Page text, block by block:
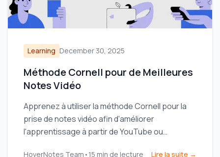
Learning December 30, 2025
Méthode Cornell pour de Meilleures
Notes Vidéo
Apprenez à utiliser la méthode Cornell pour la
prise de notes vidéo afin d'améliorer
l'apprentissage à partir de YouTube ou
HoverNotes Team • 15 min de lecture Lire la suite →